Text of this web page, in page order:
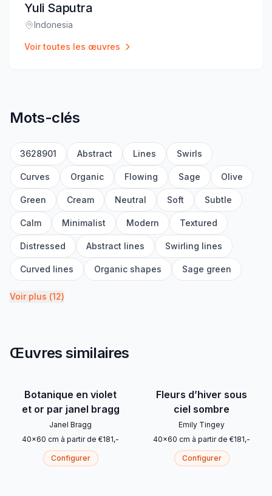
Yuli Saputra
Lieu:
Indonesia
Voir toutes les œuvres
Mots-clés
3628901 Abstract Lines Swirls
Curves Organic Flowing Sage Olive
Green Cream Neutral Soft Subtle
Calm Minimalist Modern Textured
Distressed Abstract lines Swirling lines
Curved lines Organic shapes Sage green
Voir plus (12)
Œuvres similaires
Botanique en violet
et or par janel bragg
Janel Bragg
40x60 cm à partir de €181,-
Configurer
Fleurs d’hiver sous
ciel sombre
Emily Tingey
40x60 cm à partir de €181,-
Configurer